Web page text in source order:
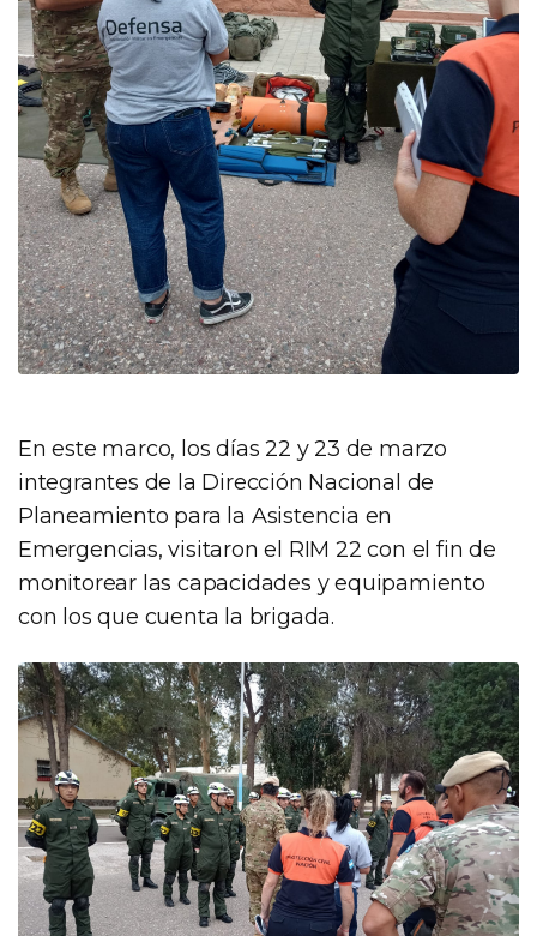
En este marco, los días 22 y 23 de marzo
integrantes de la Dirección Nacional de
Planeamiento para la Asistencia en
Emergencias, visitaron el RIM 22 con el fin de
monitorear las capacidades y equipamiento
con los que cuenta la brigada.